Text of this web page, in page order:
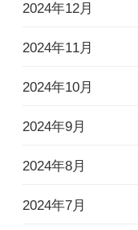
2024年12月
2024年11月
2024年10月
2024年9月
2024年8月
2024年7月